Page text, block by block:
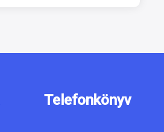
Telefonkönyv